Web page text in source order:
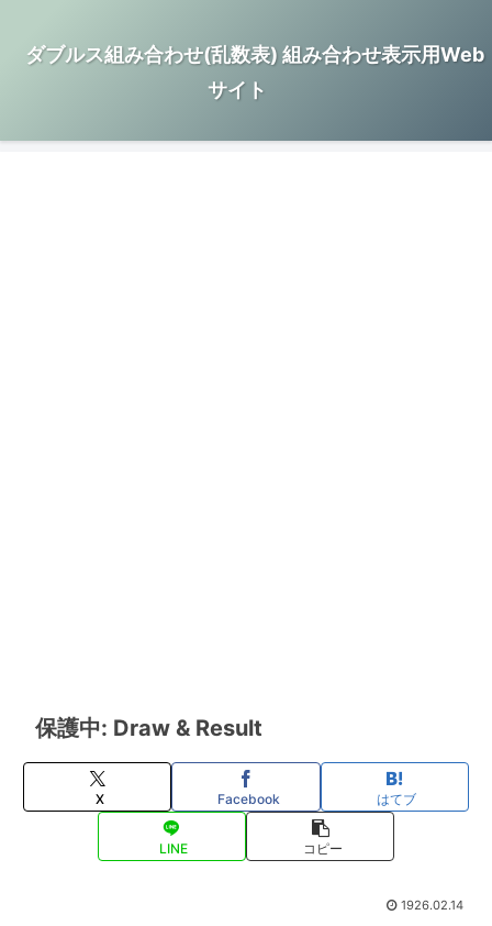
ダブルス組み合わせ(乱数表) 組み合わせ表示用Web
サイト
保護中: Draw & Result
X Facebook はてブ
LINE コピー
1926.02.14